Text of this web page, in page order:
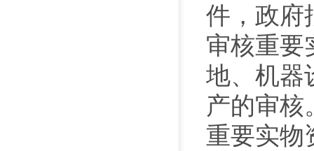
件，政府
审核重要
地、机器
产的审核
重要实物